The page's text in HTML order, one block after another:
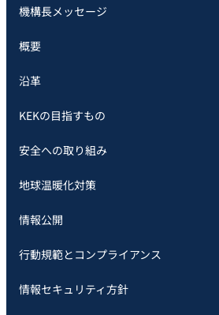
機構長メッセージ
概要
沿革
KEKの目指すもの
安全への取り組み
地球温暖化対策
情報公開
行動規範とコンプライアンス
情報セキュリティ方針